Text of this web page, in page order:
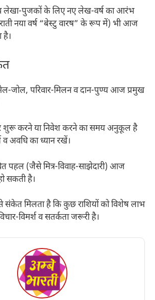
व लेखा-पुजकों के लिए नए लेख-वर्ष का आरंभ
नया वर्ष “बेस्टु वारष” के रूप में) भी आज
है।
जोल, परिवार-मिलन व दान-पुण्य आज प्रमुख
शुरू करने या निवेश करने का समय अनुकूल है
अवधि का ध्यान रखें।
पहल (जैसे मित्र-विवाह-साझेदारी) आज
सकती है।
से संकेत मिलता है कि कुछ राशियों को विशेष लाभ
विमर्श व सतर्कता जरूरी है।